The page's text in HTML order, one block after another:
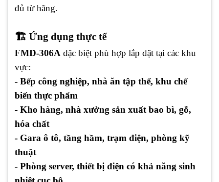
đủ từ hãng.
🏗️ Ứng dụng thực tế
FMD-306A đặc biệt phù hợp lắp đặt tại các khu
vực:
- Bếp công nghiệp, nhà ăn tập thể, khu chế
biến thực phẩm
- Kho hàng, nhà xưởng sản xuất bao bì, gỗ,
hóa chất
- Gara ô tô, tầng hầm, trạm điện, phòng kỹ
thuật
- Phòng server, thiết bị điện có khả năng sinh